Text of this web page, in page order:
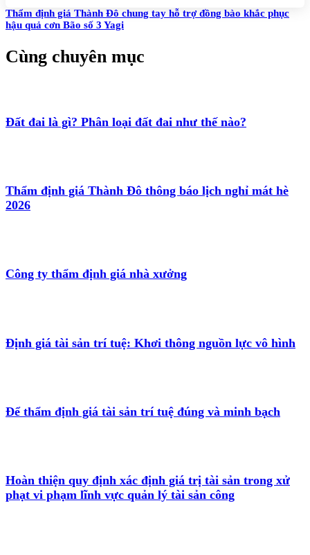
Thẩm định giá Thành Đô chung tay hỗ trợ đồng bào khắc phục
hậu quả cơn Bão số 3 Yagi
Cùng chuyên mục
Đất đai là gì? Phân loại đất đai như thế nào?
Thẩm định giá Thành Đô thông báo lịch nghỉ mát hè
2026
Công ty thẩm định giá nhà xưởng
Định giá tài sản trí tuệ: Khơi thông nguồn lực vô hình
Để thẩm định giá tài sản trí tuệ đúng và minh bạch
Hoàn thiện quy định xác định giá trị tài sản trong xử
phạt vi phạm lĩnh vực quản lý tài sản công